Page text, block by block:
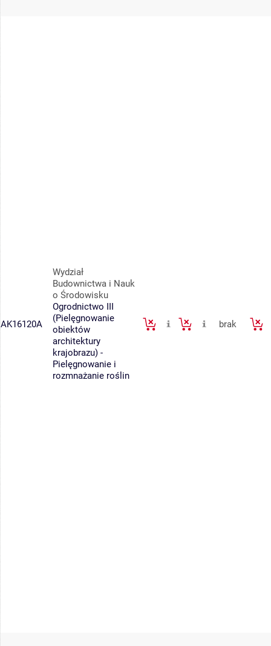
AK16120A
Wydział
Budownictwa i Nauk
o Środowisku
Ogrodnictwo III
(Pielęgnowanie
obiektów
architektury
krajobrazu) -
Pielęgnowanie i
rozmnażanie roślin
brak